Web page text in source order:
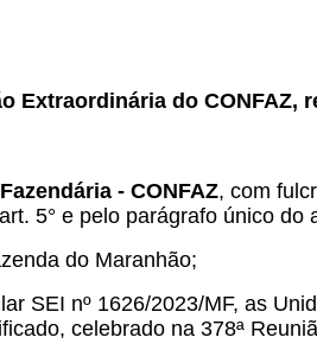
Extraordinária do CONFAZ,
- CONFAZ, com
5° e pelo parágrafo único do
do Maranhão;
SEI nº 1626/2023/MF, as
celebrado na 378ª